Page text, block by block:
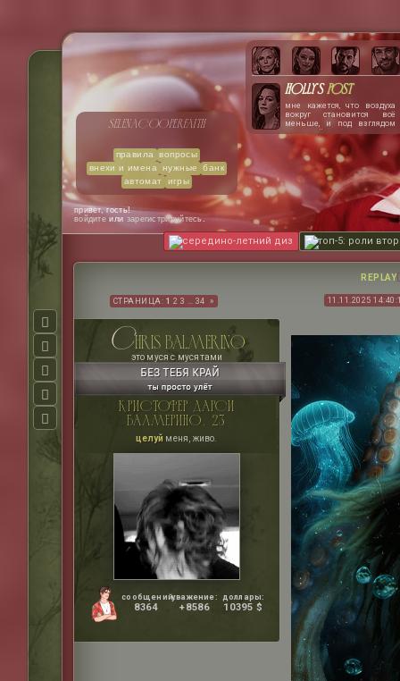
середино-летний диз топ-5: роли
selenacooperfaith
правила
вопросы
внехи и имена
нужные
банк
автомат
игры
Holly'spost
мне кажется, что воздуха
вокруг становится всё
меньше, и под взглядом
нэша лёгкие сжимаются,
словно сжатые тугими
обручами. чертовски
хочется расплакаться. или
закричать. сердце
колотится как ослепшая от
паники птица, запертая в
стеклянном ящике.
привет, гость!
войдите или зарегистрируйтесь.
REPLAY
СТРАНИЦА: 1 2 3 … 34 » 11.11.2025
chris balmerino
это муся с мусятами
кристофер дарси
балмерино, 23
целуй меня, живо.
сообщений:
8364
уважение:
+8586
доллары:
10395 $